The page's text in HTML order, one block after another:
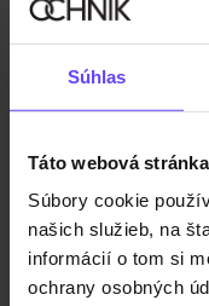
Súhlas
Táto webová
Súbory cookie
našich služieb, na
informácií o tom si
ochrany osobných
alebo cestovných
% zľavu na druhý a
ľubovoľne – zľava
Popis produktu
Detaily